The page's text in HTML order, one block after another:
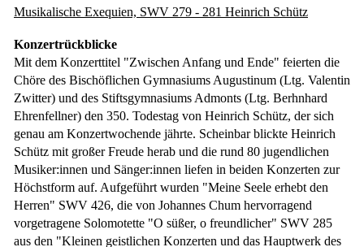
Musikalische Exequien, SWV 279 - 281 Heinrich Schütz
Konzertrückblicke
Mit dem Konzerttitel "Zwischen Anfang und Ende" feierten die
Chöre des Bischöflichen Gymnasiums Augustinum (Ltg. Valentin
Zwitter) und des Stiftsgymnasiums Admonts (Ltg. Berhnhard
Ehrenfellner) den 350. Todestag von Heinrich Schütz, der sich
genau am Konzertwochende jährte. Scheinbar blickte Heinrich
Schütz mit großer Freude herab und die rund 80 jugendlichen
Musiker:innen und Sänger:innen liefen in beiden Konzerten zur
Höchstform auf. Aufgeführt wurden "Meine Seele erhebt den
Herren" SWV 426, die von Johannes Chum hervorragend
vorgetragene Solomotette "O süßer, o freundlicher" SWV 285
aus den "Kleinen geistlichen Konzerten und das Hauptwerk des